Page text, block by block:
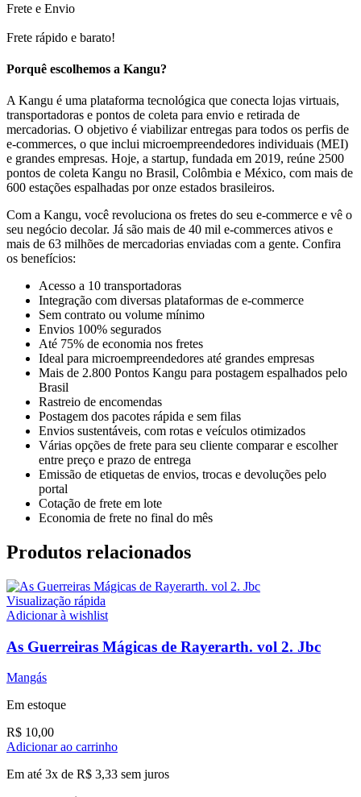
Frete e Envio
Frete rápido e barato!
Porquê escolhemos a Kangu?
A Kangu é uma plataforma tecnológica que conecta lojas virtuais,
transportadoras e pontos de coleta para envio e retirada de
mercadorias. O objetivo é viabilizar entregas para todos os perfis de
e-commerces, o que inclui microempreendedores individuais (MEI)
e grandes empresas. Hoje, a startup, fundada em 2019, reúne 2500
pontos de coleta Kangu no Brasil, Colômbia e México, com mais de
600 estações espalhadas por onze estados brasileiros.
Com a Kangu, você revoluciona os fretes do seu e-commerce e vê o
seu negócio decolar. Já são mais de 40 mil e-commerces ativos e
mais de 63 milhões de mercadorias enviadas com a gente. Confira
os benefícios:
Acesso a 10 transportadoras
Integração com diversas plataformas de e-commerce
Sem contrato ou volume mínimo
Envios 100% segurados
Até 75% de economia nos fretes
Ideal para microempreendedores até grandes empresas
Mais de 2.800 Pontos Kangu para postagem espalhados pelo
Brasil
Rastreio de encomendas
Postagem dos pacotes rápida e sem filas
Envios sustentáveis, com rotas e veículos otimizados
Várias opções de frete para seu cliente comparar e escolher
entre preço e prazo de entrega
Emissão de etiquetas de envios, trocas e devoluções pelo
portal
Cotação de frete em lote
Economia de frete no final do mês
Produtos relacionados
Visualização rápida
Adicionar à wishlist
As Guerreiras Mágicas de Rayerarth. vol 2. Jbc
Mangás
Em estoque
R$ 10,00
Adicionar ao carrinho
Em até 3x de R$ 3,33 sem juros